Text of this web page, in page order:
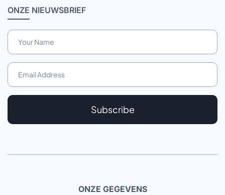
ONZE NIEUWSBRIEF
Subscribe
ONZE GEGEVENS